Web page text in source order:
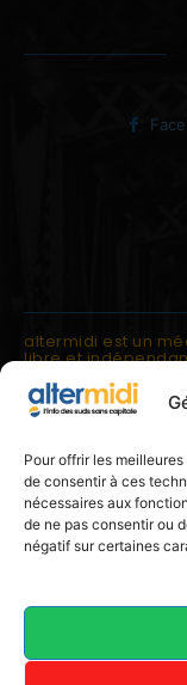
Pour offrir les
de consentir à ces
nécessaires aux
de ne pas consentir ou
négatif sur certaines
altermidi est un
libre et
altermidi est
l'europe.
altermidi aborde
partir des constats
local.
altermidi c'est